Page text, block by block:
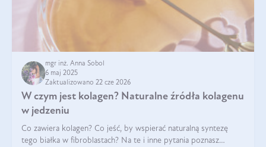
mgr inż. Anna Sobol
6 maj 2025
Zaktualizowano 22 cze 2026
W czym jest kolagen? Naturalne źródła kolagenu
w jedzeniu
Co zawiera kolagen? Co jeść, by wspierać naturalną syntezę
tego białka w fibroblastach? Na te i inne pytania poznasz